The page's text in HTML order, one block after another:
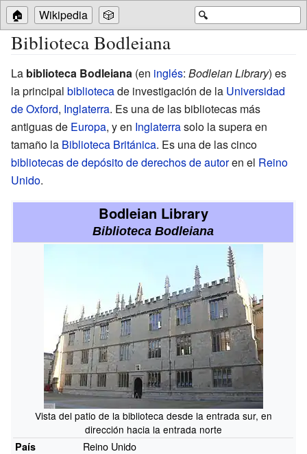
🔍
🏠 Wikipedia 🎲
Biblioteca Bodleiana
La biblioteca Bodleiana (en inglés: Bodleian Library) es
la principal bibliotecade investigación de la Universidad
de Oxford, Inglaterra. Es una de las bibliotecas más
antiguas de Europa, y en Inglaterrasolo la supera en
tamaño la Biblioteca Británica. Es una de las cinco
bibliotecas de depósito de derechos de autoren el Reino
Unido.
Bodleian Library
Biblioteca Bodleiana
Vista del patio de la biblioteca desde la entrada sur, en
dirección hacia la entrada norte
País
Reino Unido